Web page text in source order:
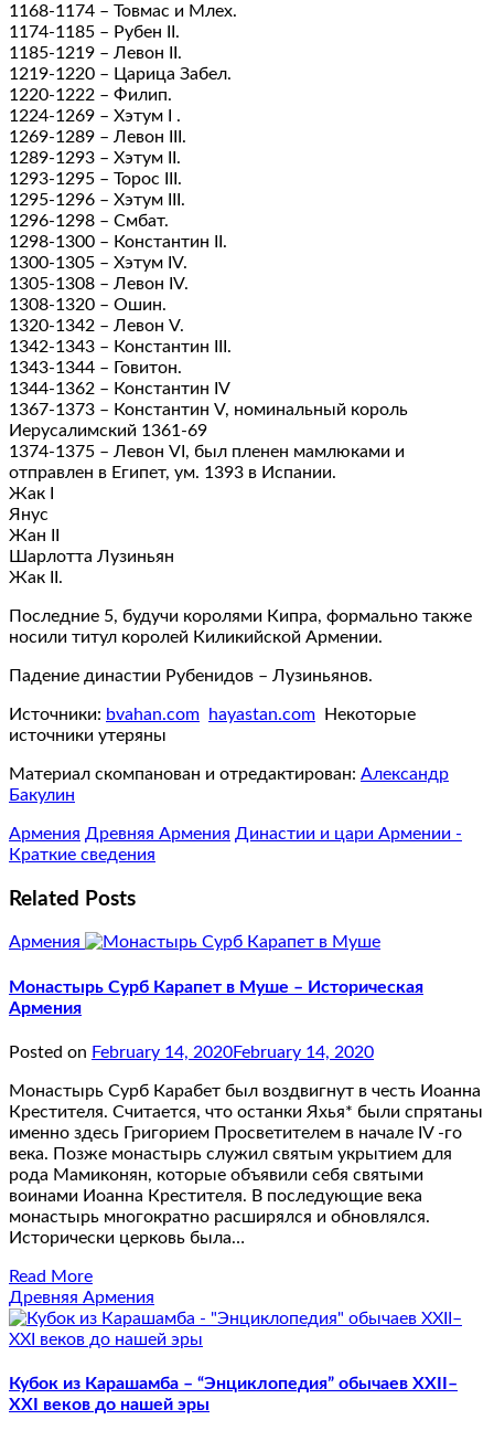
1168-1174 – Товмас и Млех.
1174-1185 – Рубен II.
1185-1219 – Левон II.
1219-1220 – Царица Забел.
1220-1222 – Филип.
1224-1269 – Хэтум I .
1269-1289 – Левон III.
1289-1293 – Хэтум II.
1293-1295 – Торос III.
1295-1296 – Хэтум III.
1296-1298 – Смбат.
1298-1300 – Константин II.
1300-1305 – Хэтум IV.
1305-1308 – Левон IV.
1308-1320 – Ошин.
1320-1342 – Левон V.
1342-1343 – Константин III.
1343-1344 – Говитон.
1344-1362 – Константин IV
1367-1373 – Константин V, номинальный король
Иерусалимский 1361-69
1374-1375 – Левон VI, был пленен мамлюками и
отправлен в Египет, ум. 1393 в Испании.
Жак I
Янус
Жан II
Шарлотта Лузиньян
Жак II.
Последние 5, будучи королями Кипра, формально также
носили титул королей Киликийской Армении.
Падение династии Рубенидов – Лузиньянов.
Источники: bvahan.com hayastan.com Некоторые
источники утеряны
Материал скомпанован и отредактирован: Александр
Бакулин
Армения Древняя Армения Династии и цари Армении -
Краткие сведения
Related Posts
Армения
Монастырь Сурб Карапет в Муше – Историческая
Армения
Posted on February 14, 2020February 14, 2020
Монастырь Сурб Карабет был воздвигнут в честь Иоанна
Крестителя. Считается, что останки Яхья* были спрятаны
именно здесь Григорием Просветителем в начале IV -го
века. Позже монастырь служил святым укрытием для
рода Мамиконян, которые объявили себя святыми
воинами Иоанна Крестителя. В последующие века
монастырь многократно расширялся и обновлялся.
Исторически церковь была…
Read More
Древняя Армения
Кубок из Карашамба – “Энциклопедия” обычаев XXII–
XXI веков до нашей эры